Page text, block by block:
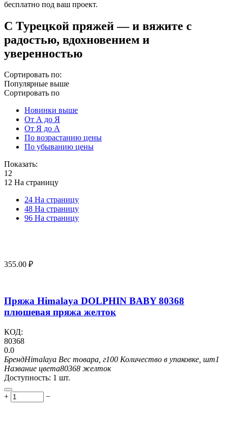
бесплатно под ваш проект.
С Турецкой пряжей — и вяжите с
радостью, вдохновением и
уверенностью
Сортировать по:
Популярные выше
Сортировать по
Новинки выше
От А до Я
От Я до А
По возрастанию цены
По убыванию цены
Показать:
12
12 На страницу
24 На страницу
48 На страницу
96 На страницу
355.00 ₽
Пряжа Himalaya DOLPHIN BABY 80368
плюшевая пряжа желток
КОД:
80368
0.0
БрендHimalaya Вес товара, г100 Количество в упаковке, шт1
Название цвета80368 желток
Доступность: 1 шт.
+ −